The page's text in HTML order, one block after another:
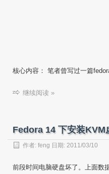
核心内容： 笔者曾写过一篇
继续阅读 »
Fedora 14 下安装KVM
作者: feng 日期: 2011/03/10
前段时间电脑硬盘坏了。上面数